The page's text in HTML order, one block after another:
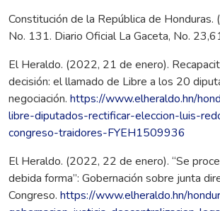
Constitución de la República de
No. 131. Diario Oficial La Gaceta, No.
El Heraldo. (2022, 21 de enero).
decisión: el llamado de Libre a los 20
negociación. https://www.elheraldo.hn/
libre-diputados-rectificar-eleccion-luis-
congreso-traidores-FYEH1509936
El Heraldo. (2022, 22 de enero). “Se
debida forma”: Gobernación sobre junta
Congreso. https://www.elheraldo.hn/